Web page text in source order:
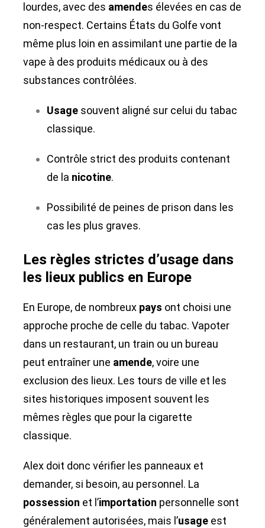
lourdes, avec des amendes élevées en cas de
non-respect. Certains États du Golfe vont
même plus loin en assimilant une partie de la
vape à des produits médicaux ou à des
substances contrôlées.
Usage souvent aligné sur celui du tabac
classique.
Contrôle strict des produits contenant
de la nicotine.
Possibilité de peines de prison dans les
cas les plus graves.
Les règles strictes d’usage dans
les lieux publics en Europe
En Europe, de nombreux pays ont choisi une
approche proche de celle du tabac. Vapoter
dans un restaurant, un train ou un bureau
peut entraîner une amende, voire une
exclusion des lieux. Les tours de ville et les
sites historiques imposent souvent les
mêmes règles que pour la cigarette
classique.
Alex doit donc vérifier les panneaux et
demander, si besoin, au personnel. La
possession et l’importation personnelle sont
généralement autorisées, mais l’usage est